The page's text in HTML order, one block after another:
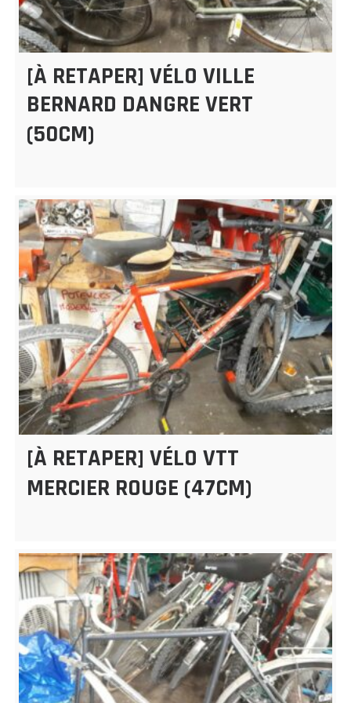
[À RETAPER] VÉLO VILLE
BERNARD DANGRE VERT
(50CM)
[À RETAPER] VÉLO VTT
MERCIER ROUGE (47CM)